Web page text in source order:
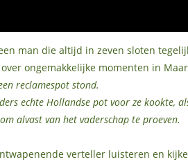
man die altijd in zeven sloten
ongemakkelijke momenten in
reclamespot stond.
echte Hollandse pot voor ze kookte,
alvast van het vaderschap te proeven.
verteller luisteren en